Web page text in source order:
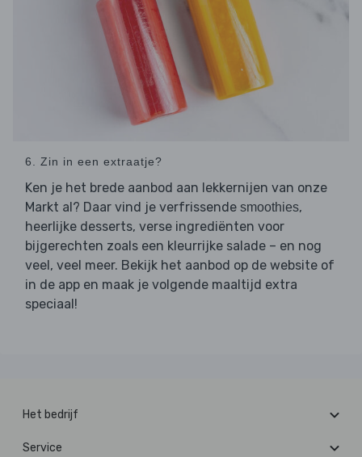
6. Zin in een extraatje?
Ken je het brede aanbod aan lekkernijen van onze
Markt al? Daar vind je verfrissende smoothies,
heerlijke desserts, verse ingrediënten voor
bijgerechten zoals een kleurrijke salade – en nog
veel, veel meer. Bekijk het aanbod op de website of
in de app en maak je volgende maaltijd extra
speciaal!
Het bedrijf
Service